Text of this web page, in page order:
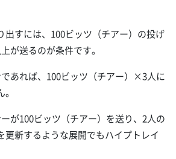
出すには、100ビッツ（チアー）の投げ
が送るのが条件です。
あれば、100ビッツ（チアー）×3人に
が100ビッツ（チアー）を送り、2人の
更新するような展開でもハイプトレイ